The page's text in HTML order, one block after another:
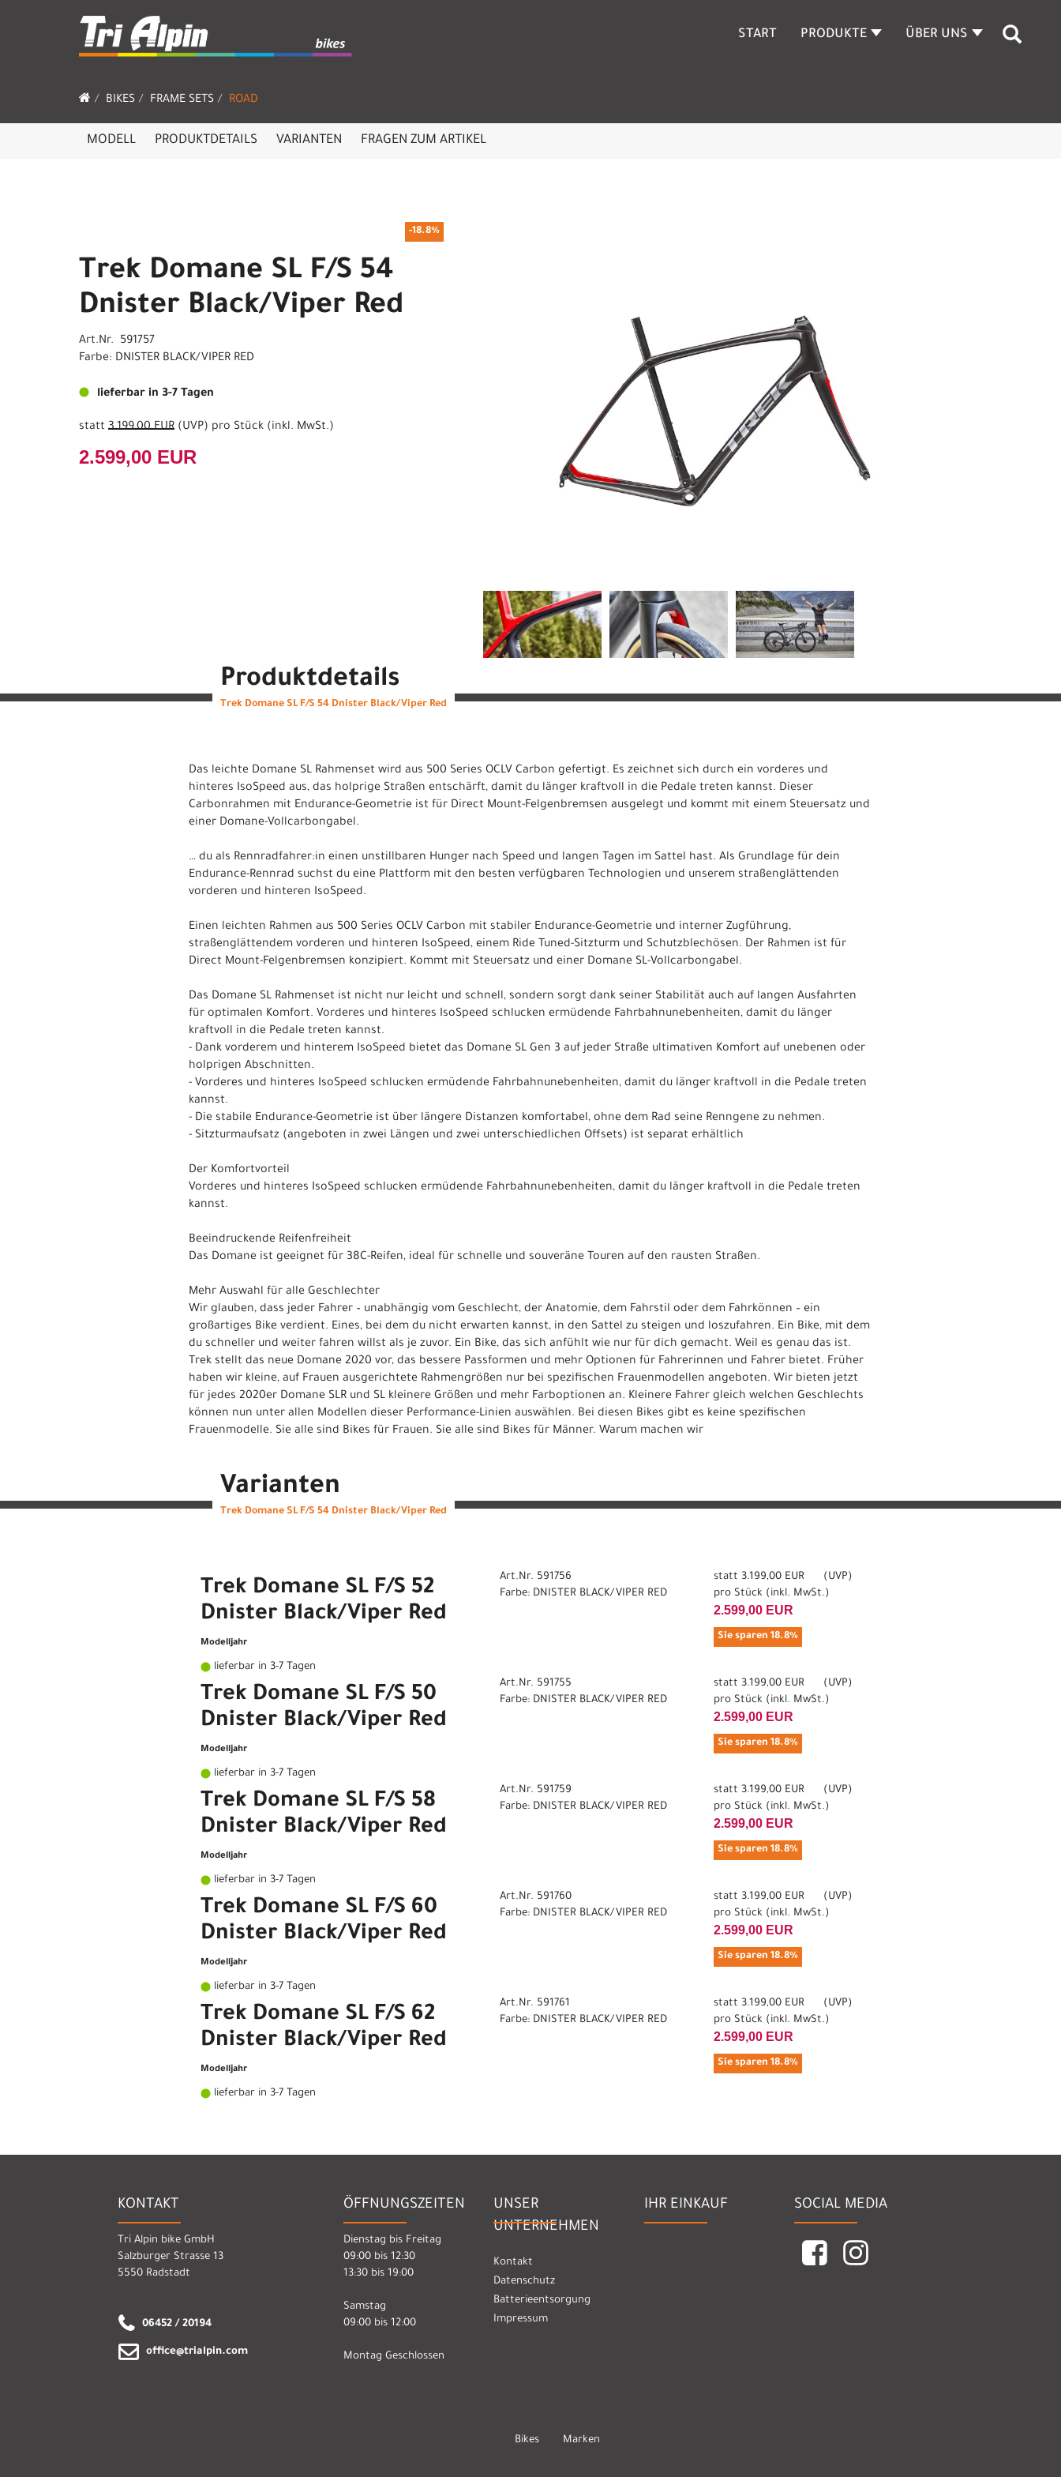
START PRODUKTE ÜBER UNS
BIKES FRAME SETS ROAD
MODELL PRODUKTDETAILS VARIANTEN FRAGEN ZUM ARTIKEL
-18.8%
Trek Domane SL F/S 54
Dnister Black/Viper Red
Art.Nr. 591757
Farbe: DNISTER BLACK/VIPER RED
lieferbar in 3-7 Tagen
statt 3.199,00 EUR (UVP) pro Stück (inkl. MwSt.)
2.599,00 EUR
Produktdetails
Trek Domane SL F/S 54 Dnister Black/Viper Red
Das leichte Domane SL Rahmenset wird aus 500 Series OCLV Carbon gefertigt. Es zeichnet sich durch ein vorderes und
hinteres IsoSpeed aus, das holprige Straßen entschärft, damit du länger kraftvoll in die Pedale treten kannst. Dieser
Carbonrahmen mit Endurance-Geometrie ist für Direct Mount-Felgenbremsen ausgelegt und kommt mit einem Steuersatz und
einer Domane-Vollcarbongabel.
… du als Rennradfahrer:in einen unstillbaren Hunger nach Speed und langen Tagen im Sattel hast. Als Grundlage für dein
Endurance-Rennrad suchst du eine Plattform mit den besten verfügbaren Technologien und unserem straßenglättenden
vorderen und hinteren IsoSpeed.
Einen leichten Rahmen aus 500 Series OCLV Carbon mit stabiler Endurance-Geometrie und interner Zugführung,
straßenglättendem vorderen und hinteren IsoSpeed, einem Ride Tuned-Sitzturm und Schutzblechösen. Der Rahmen ist für
Direct Mount-Felgenbremsen konzipiert. Kommt mit Steuersatz und einer Domane SL-Vollcarbongabel.
Das Domane SL Rahmenset ist nicht nur leicht und schnell, sondern sorgt dank seiner Stabilität auch auf langen Ausfahrten
für optimalen Komfort. Vorderes und hinteres IsoSpeed schlucken ermüdende Fahrbahnunebenheiten, damit du länger
kraftvoll in die Pedale treten kannst.
- Dank vorderem und hinterem IsoSpeed bietet das Domane SL Gen 3 auf jeder Straße ultimativen Komfort auf unebenen oder
holprigen Abschnitten.
- Vorderes und hinteres IsoSpeed schlucken ermüdende Fahrbahnunebenheiten, damit du länger kraftvoll in die Pedale treten
kannst.
- Die stabile Endurance-Geometrie ist über längere Distanzen komfortabel, ohne dem Rad seine Renngene zu nehmen.
- Sitzturmaufsatz (angeboten in zwei Längen und zwei unterschiedlichen Offsets) ist separat erhältlich
Der Komfortvorteil
Vorderes und hinteres IsoSpeed schlucken ermüdende Fahrbahnunebenheiten, damit du länger kraftvoll in die Pedale treten
kannst.
Beeindruckende Reifenfreiheit
Das Domane ist geeignet für 38C-Reifen, ideal für schnelle und souveräne Touren auf den rausten Straßen.
Mehr Auswahl für alle Geschlechter
Wir glauben, dass jeder Fahrer – unabhängig vom Geschlecht, der Anatomie, dem Fahrstil oder dem Fahrkönnen – ein
großartiges Bike verdient. Eines, bei dem du nicht erwarten kannst, in den Sattel zu steigen und loszufahren. Ein Bike, mit dem
du schneller und weiter fahren willst als je zuvor. Ein Bike, das sich anfühlt wie nur für dich gemacht. Weil es genau das ist.
Trek stellt das neue Domane 2020 vor, das bessere Passformen und mehr Optionen für Fahrerinnen und Fahrer bietet. Früher
haben wir kleine, auf Frauen ausgerichtete Rahmengrößen nur bei spezifischen Frauenmodellen angeboten. Wir bieten jetzt
für jedes 2020er Domane SLR und SL kleinere Größen und mehr Farboptionen an. Kleinere Fahrer gleich welchen Geschlechts
können nun unter allen Modellen dieser Performance-Linien auswählen. Bei diesen Bikes gibt es keine spezifischen
Frauenmodelle. Sie alle sind Bikes für Frauen. Sie alle sind Bikes für Männer. Warum machen wir
Varianten
Trek Domane SL F/S 54 Dnister Black/Viper Red
Trek Domane SL F/S 52
Dnister Black/Viper Red
Modelljahr
lieferbar in 3-7 Tagen
Art.Nr. 591756
Farbe: DNISTER BLACK/VIPER RED
statt 3.199,00 EUR ( UVP)
pro Stück (inkl. MwSt.)
2.599,00 EUR
Sie sparen 18.8%
Trek Domane SL F/S 50
Dnister Black/Viper Red
Modelljahr
lieferbar in 3-7 Tagen
Art.Nr. 591755
Farbe: DNISTER BLACK/VIPER RED
statt 3.199,00 EUR ( UVP)
pro Stück (inkl. MwSt.)
2.599,00 EUR
Sie sparen 18.8%
Trek Domane SL F/S 58
Dnister Black/Viper Red
Modelljahr
lieferbar in 3-7 Tagen
Art.Nr. 591759
Farbe: DNISTER BLACK/VIPER RED
statt 3.199,00 EUR ( UVP)
pro Stück (inkl. MwSt.)
2.599,00 EUR
Sie sparen 18.8%
Trek Domane SL F/S 60
Dnister Black/Viper Red
Modelljahr
lieferbar in 3-7 Tagen
Art.Nr. 591760
Farbe: DNISTER BLACK/VIPER RED
statt 3.199,00 EUR ( UVP)
pro Stück (inkl. MwSt.)
2.599,00 EUR
Sie sparen 18.8%
Trek Domane SL F/S 62
Dnister Black/Viper Red
Modelljahr
lieferbar in 3-7 Tagen
Art.Nr. 591761
Farbe: DNISTER BLACK/VIPER RED
statt 3.199,00 EUR ( UVP)
pro Stück (inkl. MwSt.)
2.599,00 EUR
Sie sparen 18.8%
KONTAKT
Tri Alpin bike GmbH
Salzburger Strasse 13
5550 Radstadt
06452 / 20194
office@trialpin.com
ÖFFNUNGSZEITEN
Dienstag bis Freitag
09:00 bis 12:30
13:30 bis 19:00
Samstag
09:00 bis 12:00
Montag Geschlossen
UNSER
UNTERNEHMEN
Kontakt
Datenschutz
Batterieentsorgung
Impressum
IHR EINKAUF SOCIAL MEDIA
Bikes Marken